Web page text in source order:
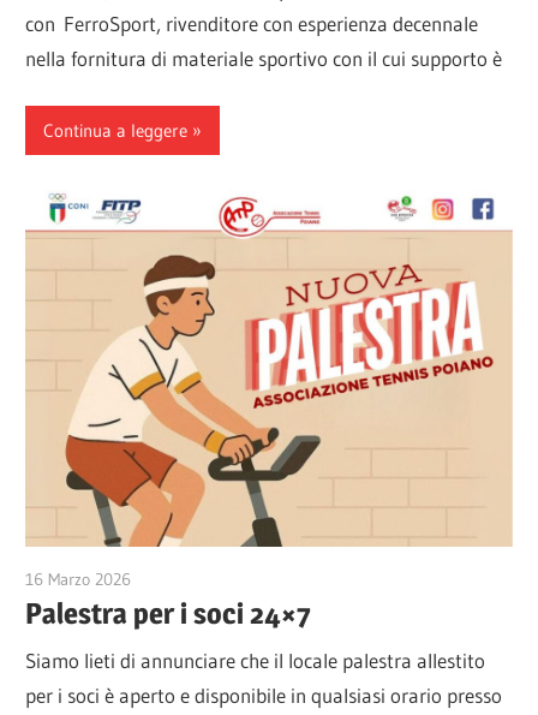
con FerroSport, rivenditore con esperienza decennale
nella fornitura di materiale sportivo con il cui supporto è
Continua a leggere
16 Marzo 2026
Palestra per i soci 24×7
Siamo lieti di annunciare che il locale palestra allestito
per i soci è aperto e disponibile in qualsiasi orario presso